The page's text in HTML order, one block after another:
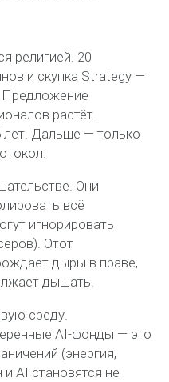
религией. 20
и скупка Strategy —
Предложение
растёт.
лет. Дальше — только
Они
всё
игнорировать
Этот
дыры в праве,
дышать.
среду.
AI-фонды — это
(энергия,
AI становятся не